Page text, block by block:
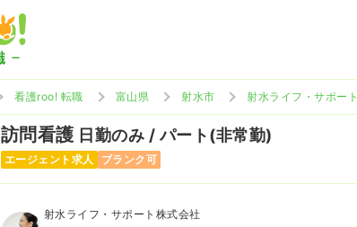
看護roo! 転職 富山県 射水市 射水ライフ・サポート
訪問看護 日勤のみ / パート(非常勤)
エージェント求人 ブランク可
射水ライフ・サポート株式会社